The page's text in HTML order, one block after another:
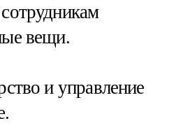
вещи.
и управление